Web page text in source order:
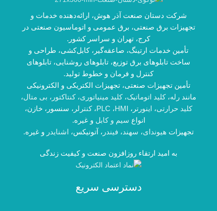
شرکت دستان صنعت آذر هوش، ارائه‌دهنده خدمات و
تجهیزات برق صنعتی، برق عمومی و اتوماسیون صنعتی در
کرج، تهران و سراسر کشور.
تأمین خدمات ارتینگ، صاعقه‌گیر، کابل‌کشی، طراحی و
ساخت تابلوهای برق توزیع، تابلوهای روشنایی، تابلوهای
کنترل و فرمان و خطوط تولید.
تأمین تجهیزات صنعتی، تجهیزات الکتریکی و الکترونیکی
مانند رله،کلید اتوماتیک،کلید مینیاتوری،کنتاکتور ، بی متال،
کلید حرارتی، اینورتر ، PLC ،HMI ،کنترلر ، سنسور، خازن،
انواع سیم و کابل و غیره.
تجهیزات هیوندای، سهند، فیندر ، آتونیکس، اشنایدر و غیره.
به امید ارتقاء روزافزون صنعت و کیفیت زندگی
دسترسی سریع